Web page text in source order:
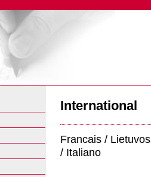
International
Francais /
/ Italiano